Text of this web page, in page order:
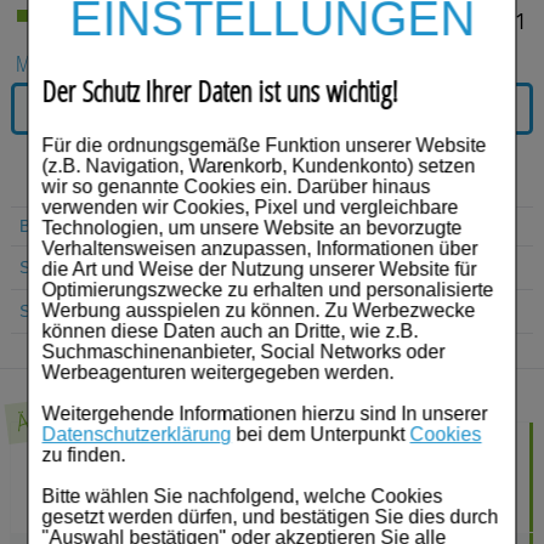
EINSTELLUNGEN
Der Schutz Ihrer Daten ist uns wichtig!
Für die ordnungsgemäße Funktion unserer Website
(z.B. Navigation, Warenkorb, Kundenkonto) setzen
wir so genannte Cookies ein. Darüber hinaus
verwenden wir Cookies, Pixel und vergleichbare
Technologien, um unsere Website an bevorzugte
Verhaltensweisen anzupassen, Informationen über
die Art und Weise der Nutzung unserer Website für
Optimierungszwecke zu erhalten und personalisierte
Werbung ausspielen zu können. Zu Werbezwecke
können diese Daten auch an Dritte, wie z.B.
Suchmaschinenanbieter, Social Networks oder
Werbeagenturen weitergegeben werden.
Weitergehende Informationen hierzu sind In unserer
Datenschutzerklärung bei dem Unterpunkt Cookies
zu finden.
Bitte wählen Sie nachfolgend, welche Cookies
gesetzt werden dürfen, und bestätigen Sie dies durch
"Auswahl bestätigen" oder akzeptieren Sie alle
Schwangerschaft & Stillzeit
Homöopathie, Schüsslersalze & Bachblüten Original
Raucherentwöhnung
Gesundheit & Fitness
Kosmetika & Parfümerieartikel
Körperpflege
Tablettenspender & Tablettenteiler
Tierarzneimittel
Bonbons
Tee
56,70 €¹
Lieferzeit 2-5 Werktage
MENGE:
IN DEN WARENKORB
Beipackzettel
Suche Produkt
Suche Anbieter
Ähnliche Produkte
SPASURET 200 Filmtabletten30 St
20,59 €¹